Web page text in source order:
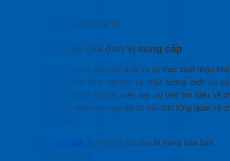
Các yêu cầu về chứng từ
Chính sách giá của đơn vị cung cấp
Mỗi công ty sẽ có một biểu phí dịch vụ ủy thác xuất nhập
khác nhau, dựa trên kinh nghiệm và chất lượng dịch vụ
họ.Vì vậy, nhiều doanh nghiệp hiện nay ưu tiên tìm hiểu về
phí ủy thác xuất khẩu trọn gói để có cái nhìn tổng quan về
phí và chất lượng.
Nhận báo giáủy thác sơ bộ cho lô hàng của bạn
chỉ trong 5 phút.